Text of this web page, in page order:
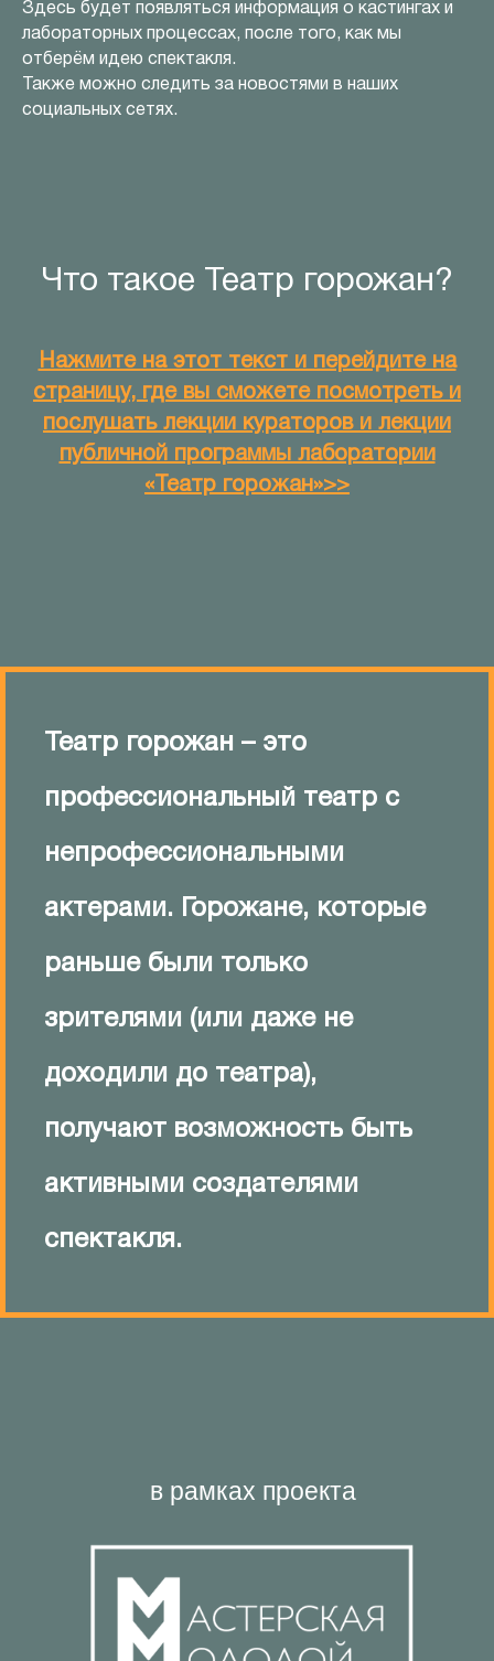
Здесь будет появляться информация о кастингах и
лабораторных процессах, после того, как мы
отберём идею спектакля.
Также можно следить за новостями в наших
социальных сетях.
Что такое Театр горожан?
Нажмите на этот текст и перейдите на
страницу, где вы сможете посмотреть и
послушать лекции кураторов и лекции
публичной программы лаборатории
«Театр горожан»>>
Театр горожан – это
профессиональный театр с
непрофессиональными
актерами. Горожане, которые
раньше были только
зрителями (или даже не
доходили до театра),
получают возможность быть
активными создателями
спектакля.
в рамках проекта